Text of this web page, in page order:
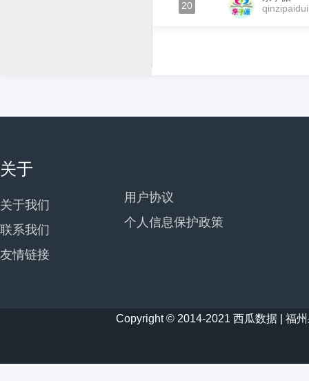
20
qinzipaidui
关于
关于我们
联系我们
友情链接
用户协议
个人信息保护政策
Copyright © 2014-2021 西瓜数据 | 福